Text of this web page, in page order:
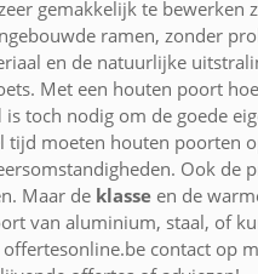
gemakkelijk te bewerken
ramen, zonder
en de natuurlijke
Met een houten poort
is toch nodig om de goede
tijd moeten houten poorten
Ook
Maar de klasse en de
van aluminium, staal, of
contact op